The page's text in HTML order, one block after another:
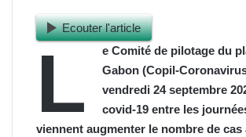
Ecouter l'article
L
e Comité de pilotage du
Gabon (Copil-
vendredi 24 septembre
covid-19 entre les
viennent augmenter le nombre de cas